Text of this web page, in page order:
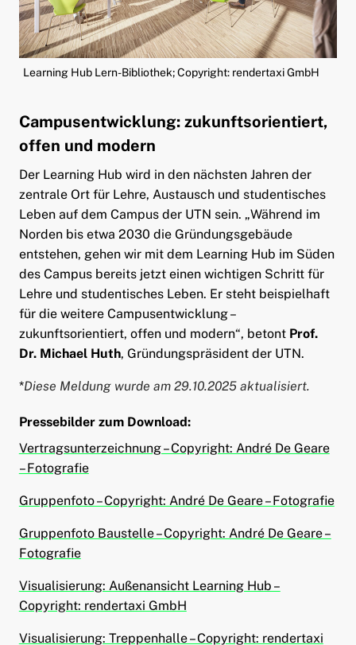
Learning Hub Lern-Bibliothek; Copyright: rendertaxi GmbH
Campusentwicklung: zukunftsorientiert,
offen und modern
Der Learning Hub wird in den nächsten Jahren der
zentrale Ort für Lehre, Austausch und studentisches
Leben auf dem Campus der UTN sein. „Während im
Norden bis etwa 2030 die Gründungsgebäude
entstehen, gehen wir mit dem Learning Hub im Süden
des Campus bereits jetzt einen wichtigen Schritt für
Lehre und studentisches Leben. Er steht beispielhaft
für die weitere Campusentwicklung –
zukunftsorientiert, offen und modern“, betont Prof.
Dr. Michael Huth, Gründungspräsident der UTN.
*Diese Meldung wurde am 29.10.2025 aktualisiert.
Pressebilder zum Download:
Vertragsunterzeichnung – Copyright: André De Geare
– Fotografie
Gruppenfoto – Copyright: André De Geare – Fotografie
Gruppenfoto Baustelle – Copyright: André De Geare –
Fotografie
Visualisierung: Außenansicht Learning Hub –
Copyright: rendertaxi GmbH
Visualisierung: Treppenhalle – Copyright: rendertaxi